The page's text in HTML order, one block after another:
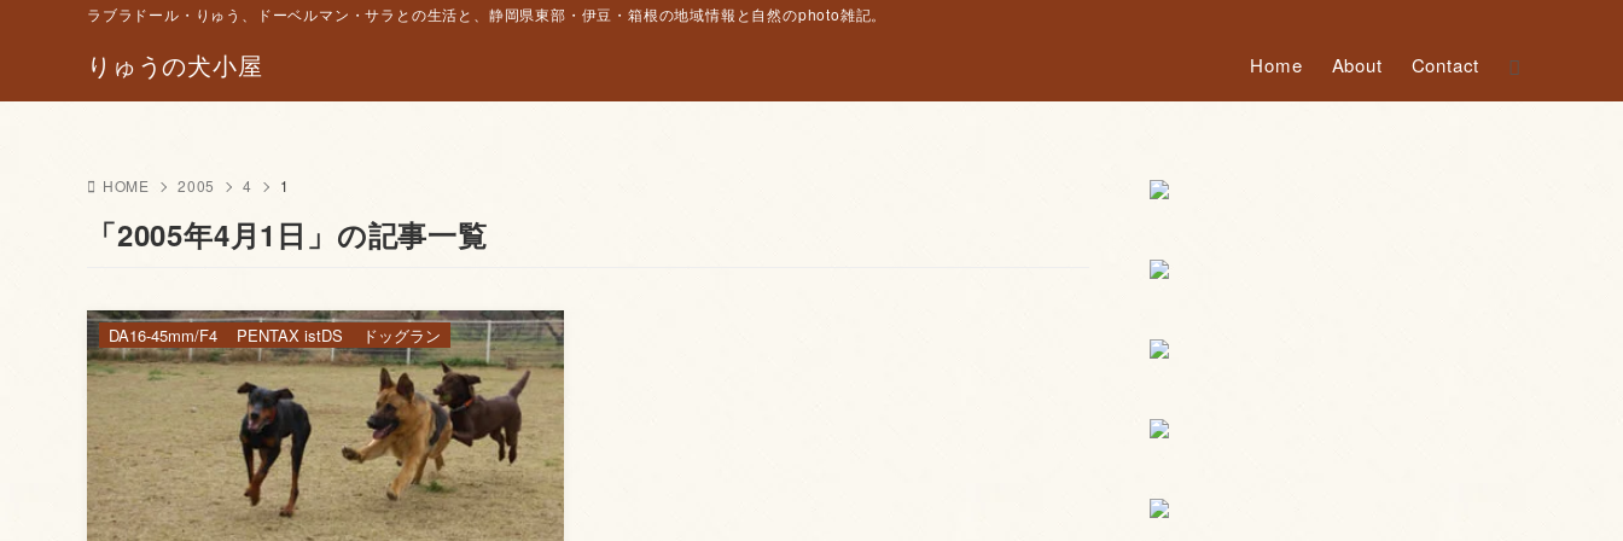
りゅうの犬小屋
ラブラドール・りゅう、ドーベルマン・サラとの生活と、静岡県東部・伊豆・箱根の地域情報と自然のphoto雑記。
Home About Contact
HOME 2005 4 1
「2005年4月1日」の記事一覧
DA16-45mm/F4 PENTAX istDS ドッグラン